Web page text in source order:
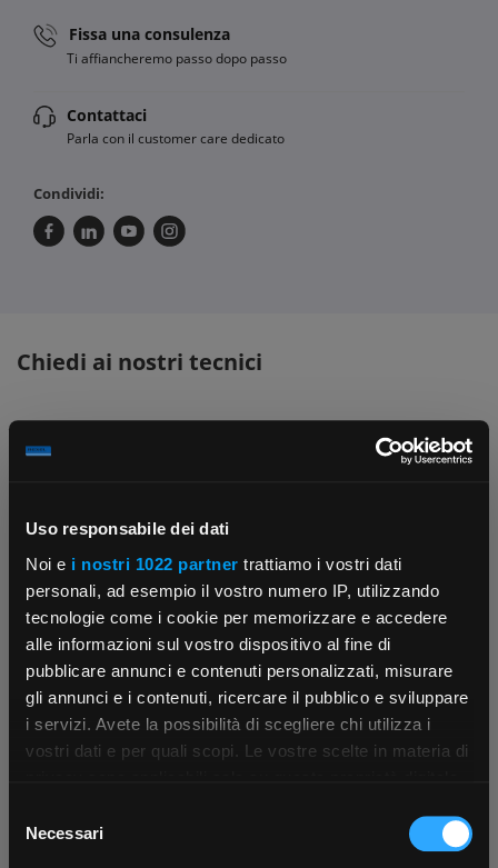
Uso responsabile dei dati
Noi e i nostri 1022 partner trattiamo i vostri dati
personali, ad esempio il vostro numero IP, utilizzando
tecnologie come i cookie per memorizzare e accedere
alle informazioni sul vostro dispositivo al fine di
pubblicare annunci e contenuti personalizzati, misurare
gli annunci e i contenuti, ricercare il pubblico e sviluppare
i servizi. Avete la possibilità di scegliere chi utilizza i
vostri dati e per quali scopi. Le vostre scelte in materia di
modificare o revocare il proprio consenso in qualsiasi
momento dalla Dichiarazione sui cookie o facendo clic
delNecessari
×
App Rexel Italia
Fissa una consulenza
Ti affiancheremo passo dopo passo
Contattaci
Parla con il customer care dedicato
Condividi:
Chiedi ai nostri tecnici
Contattaci
Parla con il customer care dedicato
Fissa una consulenza
Parla con il tuo customer care
Punti vendita
Negozi di materiale elettrico vicino a